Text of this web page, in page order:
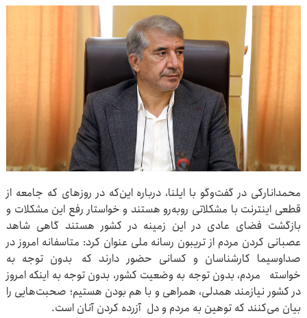
محمدانارکی در گفت‌وگو با ایلنا، درباره این‌که در روزهای که جامعه از
قطعی اینترنت با مشکلاتی روبه‌رو هستند و خواستار رفع این مشکلات و
بازگشت فضای عادی در این زمینه در کشور هستند گاهی شاهد
عصبانی کردن مردم از تریبون رسانه ملی عنوان کرد: متاسفانه امروز در
صداوسیما کارشناسان و کسانی حضور دارند که بدون توجه به
خواسته مردم، بدون توجه به وضعیت کشور، بدون توجه به اینکه امروز
در کشور نیازمند همدلی، همراهی و با هم بودن هستیم؛ صحبت‌هایی را
بیان می‌کنند که توهین به مردم و دل آزرده کردن آنان است.